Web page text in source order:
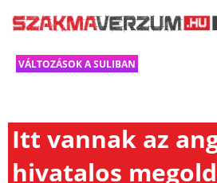
VÁLTOZÁSOK A SULIBAN
Itt vannak az
hivatalos